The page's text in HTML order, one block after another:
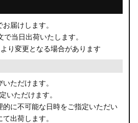
届けします。
当日出荷いたします。
り変更となる場合があります
ただけます。
いただけます。
的に不可能な日時をご指定いただい
出荷します。